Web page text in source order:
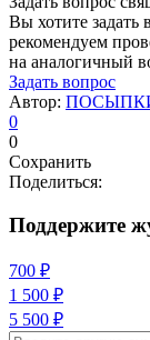
Вы хотите задать
рекомендуем
на аналогичный
Задать вопрос
Автор:
0
0
Сохранить
Поделиться:
Поддержите
700 ₽
1 500 ₽
5 500 ₽